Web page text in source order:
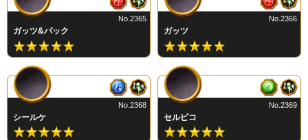
ガッツ&パック
No.2365
ガッツ
No.2366
シールケ
No.2368
セルピコ
No.2369